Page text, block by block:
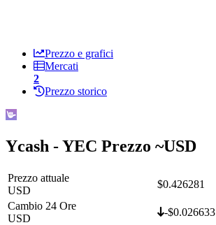
Prezzo e grafici
Mercati
2
Prezzo storico
Ycash - YEC Prezzo ~USD
Prezzo attuale
USD
$0.426281
Cambio 24 Ore
USD
-$0.026633